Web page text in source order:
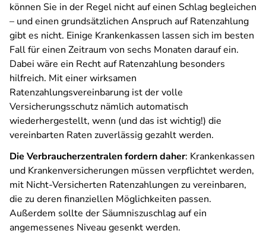
können Sie in der Regel nicht auf einen Schlag begleichen
– und einen grundsätzlichen Anspruch auf Ratenzahlung
gibt es nicht. Einige Krankenkassen lassen sich im besten
Fall für einen Zeitraum von sechs Monaten darauf ein.
Dabei wäre ein Recht auf Ratenzahlung besonders
hilfreich. Mit einer wirksamen
Ratenzahlungsvereinbarung ist der volle
Versicherungsschutz nämlich automatisch
wiederhergestellt, wenn (und das ist wichtig!) die
vereinbarten Raten zuverlässig gezahlt werden.
Die Verbraucherzentralen fordern daher: Krankenkassen
und Krankenversicherungen müssen verpflichtet werden,
mit Nicht-Versicherten Ratenzahlungen zu vereinbaren,
die zu deren finanziellen Möglichkeiten passen.
Außerdem sollte der Säumniszuschlag auf ein
angemessenes Niveau gesenkt werden.